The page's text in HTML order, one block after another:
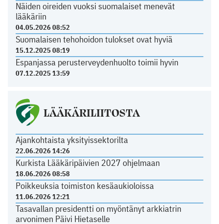
Näiden oireiden vuoksi suomalaiset menevät
lääkäriin
04.05.2026 08:52
Suomalaisen tehohoidon tulokset ovat hyviä
15.12.2025 08:19
Espanjassa perusterveydenhuolto toimii hyvin
07.12.2025 13:59
LÄÄKÄRILIITOSTA
Ajankohtaista yksityissektorilta
22.06.2026 14:26
Kurkista Lääkäripäivien 2027 ohjelmaan
18.06.2026 08:58
Poikkeuksia toimiston kesäaukioloissa
11.06.2026 12:21
Tasavallan presidentti on myöntänyt arkkiatrin
arvonimen Päivi Hietaselle